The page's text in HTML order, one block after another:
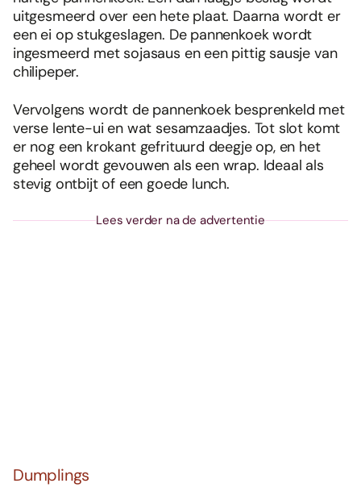
uitgesmeerd over een hete plaat. Daarna wordt er
een ei op stukgeslagen. De pannenkoek wordt
ingesmeerd met sojasaus en een pittig sausje van
chilipeper.
Vervolgens wordt de pannenkoek besprenkeld met
verse lente-ui en wat sesamzaadjes. Tot slot komt
er nog een krokant gefrituurd deegje op, en het
geheel wordt gevouwen als een wrap. Ideaal als
stevig ontbijt of een goede lunch.
Lees verder na de advertentie
Dumplings